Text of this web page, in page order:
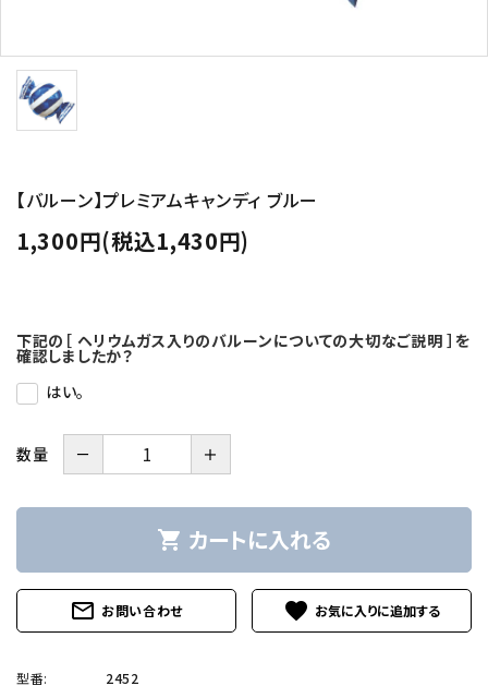
meeting_room ログイン
【バルーン】プレミアムキャンディ ブルー
1,300円(税込1,430円)
下記の［ ヘリウムガス入りのバルーンについての大切なご説明 ］を
確認しましたか？
はい。
数量 － ＋
shopping_cart カートに入れる
mail_outline お問い合わせ favorite
型番: 2452